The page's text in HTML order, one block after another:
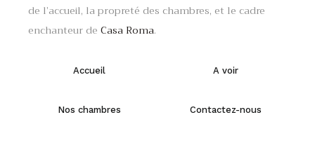
de l’accueil, la propreté des chambres, et le cadre
enchanteur de Casa Roma.
Accueil
Nos chambres
A voir
Contactez-nous